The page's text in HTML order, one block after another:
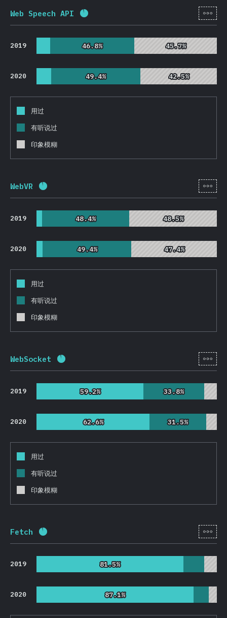
Web Speech API 完成率: [zh-
2019 46.8%
46.8% 45.7%
45.7%
2020 49.4%
49.4% 42.5%
42.5%
用过
有听说过
印象模糊
WebVR 完成率: [zh-
2019 48.4%
48.4% 48.5%
48.5%
2020 49.4%
49.4% 47.4%
47.4%
用过
有听说过
印象模糊
WebSocket 完成率: [zh-
2019 59.2%
59.2% 33.8%
33.8%
2020 62.6%
62.6% 31.5%
31.5%
用过
有听说过
印象模糊
Fetch 完成率: [zh-
2019 81.5%
81.5%
2020 87.1%
87.1%